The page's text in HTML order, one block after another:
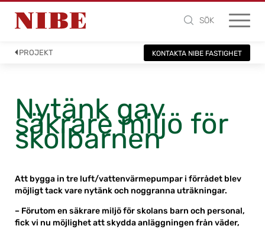
SÖK
PROJEKT KONTAKTA NIBE FASTIGHET
Nytänk gav
säkrare miljö för
skolbarnen
Att bygga in tre luft/vattenvärmepumpar i förrådet blev
möjligt tack vare nytänk och noggranna uträkningar.
– Förutom en säkrare miljö för skolans barn och personal,
fick vi nu möjlighet att skydda anläggningen från väder,